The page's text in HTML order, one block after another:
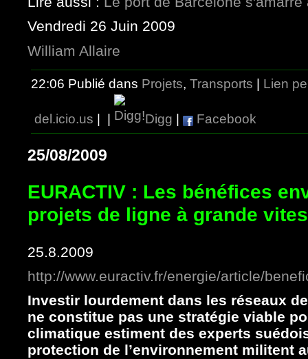
Vendredi 26 Juin 2009
William Allaire
22:06 Publié dans Projets, Transports | Lien
del.icio.us | | Digg | Facebook
25/08/2009
EURACTIV : Les bénéfices
projets de ligne à grande
25.8.2009
http://www.euractiv.fr/energie/article/
Investir lourdement dans les réseaux
ne constitue pas une stratégie viable
climatique estiment des experts
protection de l’environnement militent